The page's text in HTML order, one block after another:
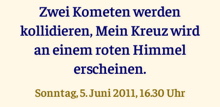
Zwei Kometen werden
kollidieren, Mein Kreuz wird
an einem roten Himmel
erscheinen.
Sonntag, 5. Juni 2011, 16.30 Uhr